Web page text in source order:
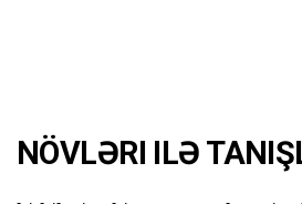
NÖVLƏRI ILƏ